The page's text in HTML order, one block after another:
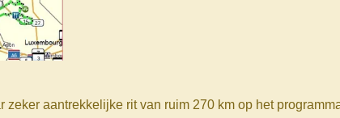
zeker aantrekkelijke rit van ruim 270 km op het